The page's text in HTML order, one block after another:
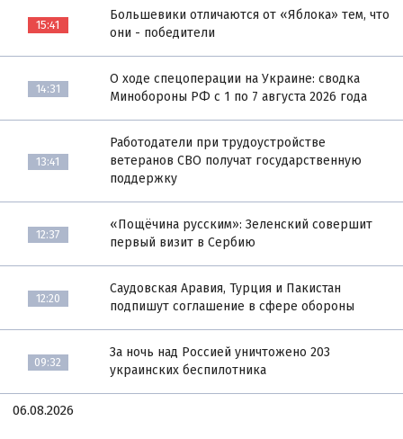
15:41
Большевики отличаются от «Яблока» тем, что
они - победители
14:31
О ходе спецоперации на Украине: сводка
Минобороны РФ с 1 по 7 августа 2026 года
13:41
Работодатели при трудоустройстве
ветеранов СВО получат государственную
поддержку
12:37
«Пощёчина русским»: Зеленский совершит
первый визит в Сербию
12:20
Саудовская Аравия, Турция и Пакистан
подпишут соглашение в сфере обороны
09:32
За ночь над Россией уничтожено 203
украинских беспилотника
06.08.2026